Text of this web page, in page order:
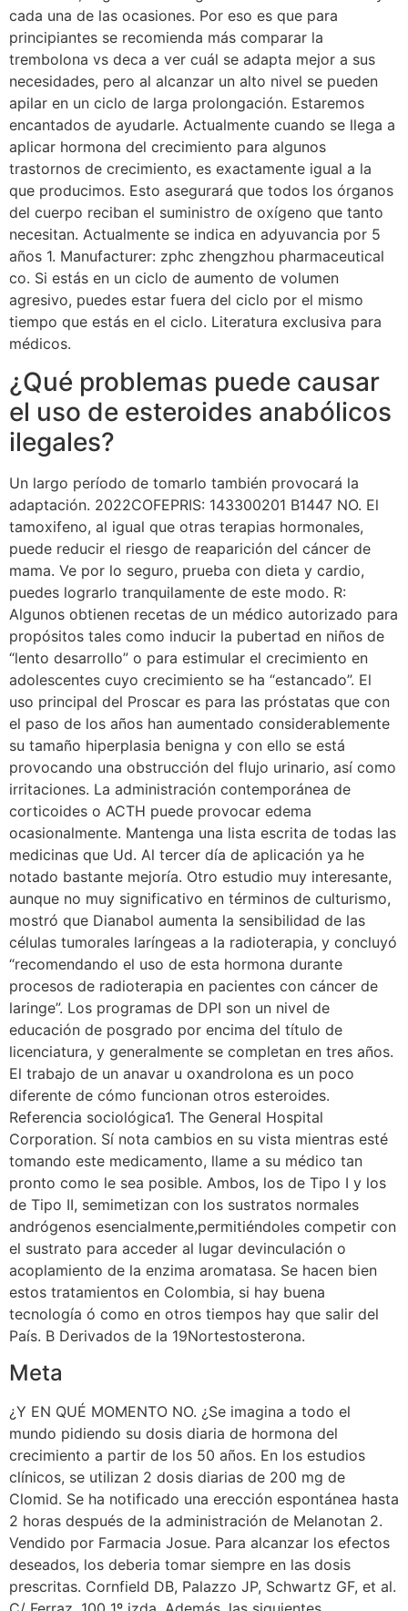
cada una de las ocasiones. Por eso es que para
principiantes se recomienda más comparar la
trembolona vs deca a ver cuál se adapta mejor a sus
necesidades, pero al alcanzar un alto nivel se pueden
apilar en un ciclo de larga prolongación. Estaremos
encantados de ayudarle. Actualmente cuando se llega a
aplicar hormona del crecimiento para algunos
trastornos de crecimiento, es exactamente igual a la
que producimos. Esto asegurará que todos los órganos
del cuerpo reciban el suministro de oxígeno que tanto
necesitan. Actualmente se indica en adyuvancia por 5
años 1. Manufacturer: zphc zhengzhou pharmaceutical
co. Si estás en un ciclo de aumento de volumen
agresivo, puedes estar fuera del ciclo por el mismo
tiempo que estás en el ciclo. Literatura exclusiva para
médicos.
¿Qué problemas puede causar
el uso de esteroides anabólicos
ilegales?
Un largo período de tomarlo también provocará la
adaptación. 2022COFEPRIS: 143300201 B1447 NO. El
tamoxifeno, al igual que otras terapias hormonales,
puede reducir el riesgo de reaparición del cáncer de
mama. Ve por lo seguro, prueba con dieta y cardio,
puedes lograrlo tranquilamente de este modo. R:
Algunos obtienen recetas de un médico autorizado para
propósitos tales como inducir la pubertad en niños de
“lento desarrollo” o para estimular el crecimiento en
adolescentes cuyo crecimiento se ha “estancado”. El
uso principal del Proscar es para las próstatas que con
el paso de los años han aumentado considerablemente
su tamaño hiperplasia benigna y con ello se está
provocando una obstrucción del flujo urinario, así como
irritaciones. La administración contemporánea de
corticoides o ACTH puede provocar edema
ocasionalmente. Mantenga una lista escrita de todas las
medicinas que Ud. Al tercer día de aplicación ya he
notado bastante mejoría. Otro estudio muy interesante,
aunque no muy significativo en términos de culturismo,
mostró que Dianabol aumenta la sensibilidad de las
células tumorales laríngeas a la radioterapia, y concluyó
“recomendando el uso de esta hormona durante
procesos de radioterapia en pacientes con cáncer de
laringe”. Los programas de DPI son un nivel de
educación de posgrado por encima del título de
licenciatura, y generalmente se completan en tres años.
El trabajo de un anavar u oxandrolona es un poco
diferente de cómo funcionan otros esteroides.
Referencia sociológica1. The General Hospital
Corporation. Sí nota cambios en su vista mientras esté
tomando este medicamento, llame a su médico tan
pronto como le sea posible. Ambos, los de Tipo I y los
de Tipo II, semimetizan con los sustratos normales
andrógenos esencialmente,permitiéndoles competir con
el sustrato para acceder al lugar devinculación o
acoplamiento de la enzima aromatasa. Se hacen bien
estos tratamientos en Colombia, si hay buena
tecnología ó como en otros tiempos hay que salir del
País. B Derivados de la 19Nortestosterona.
Meta
¿Y EN QUÉ MOMENTO NO. ¿Se imagina a todo el
mundo pidiendo su dosis diaria de hormona del
crecimiento a partir de los 50 años. En los estudios
clínicos, se utilizan 2 dosis diarias de 200 mg de
Clomid. Se ha notificado una erección espontánea hasta
2 horas después de la administración de Melanotan 2.
Vendido por Farmacia Josue. Para alcanzar los efectos
deseados, los deberia tomar siempre en las dosis
prescritas. Cornfield DB, Palazzo JP, Schwartz GF, et al.